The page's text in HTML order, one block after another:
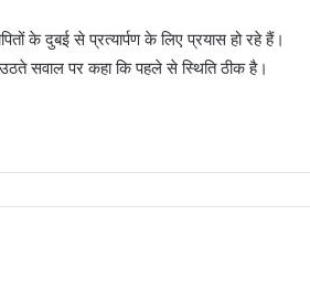
के दुबई से प्रत्यार्पण के लिए प्रयास हो रहे हैं।
सवाल पर कहा कि पहले से स्थिति ठीक है।